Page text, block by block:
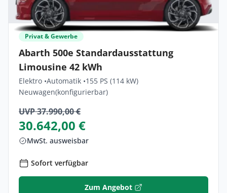
Privat & Gewerbe
Abarth 500e Standardausstattung
Limousine 42 kWh
Elektro •Automatik •155 PS (114 kW)
Neuwagen(konfigurierbar)
UVP 37.990,00 €
30.642,00 €
MwSt. ausweisbar
Sofort verfügbar
Zum Angebot